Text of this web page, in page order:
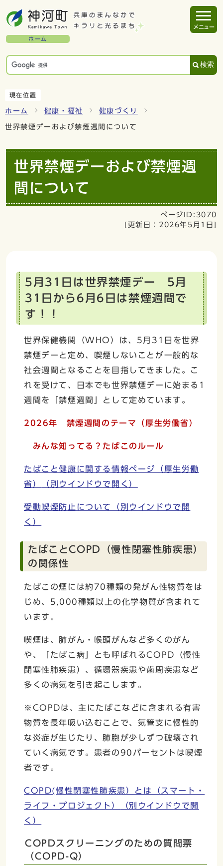
ホーム
検索
メニュー
現在位置
ホーム 健康・福祉 健康づくり
世界禁煙デーおよび禁煙週間について
世界禁煙デーおよび禁煙週
間について
ページID:3070
[更新日： 2026年5月1日]
5月31日は世界禁煙デー 5月
31日から6月6日は禁煙週間で
す！！
世界保健機関（WHO）は、5月31日を世界
禁煙デーと定め、喫煙しないことが一般的な
社会週間となることを目指してきました。こ
れを受けて、日本でも世界禁煙デーに始まる1
週間を「禁煙週間」として定めています。
2026年 禁煙週間のテーマ（厚生労働省）
みんな知ってる？たばこのルール
たばこと健康に関する情報ページ（厚生労働
省）
（別ウインドウで開く）
受動喫煙防止について
（別ウインドウで開
く）
たばことCOPD（慢性閉塞性肺疾患）
の関係性
たばこの煙には約70種類の発がん性物質をは
じめ、5,000種類以上の化学物質が含まれて
います。
喫煙は、肺がん・喉頭がんなど多くのがん
や、「たばこ病」とも呼ばれるCOPD（慢性
閉塞性肺疾患）、循環器疾患や歯周疾患など
多くの病気を引き起こします。
※COPDは、主にたばこなどに含まれる有害
物質を長年吸い込むことで、気管支に慢性的
な炎症が生じたり、肺胞が少しずつ破壊され
ていく病気です。患者の90パーセントは喫煙
者です。
COPD(慢性閉塞性肺疾患）とは（スマート・
ライフ・プロジェクト）
（別ウインドウで開
く）
COPDスクリーニングのための質問票
（COPD-Q）